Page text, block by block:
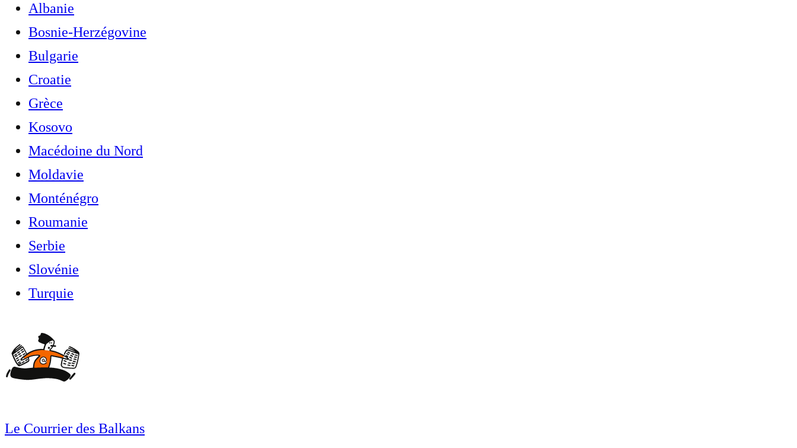
Albanie
Bosnie-Herzégovine
Bulgarie
Croatie
Grèce
Kosovo
Macédoine du Nord
Moldavie
Monténégro
Roumanie
Serbie
Slovénie
Turquie
Le Courrier des Balkans